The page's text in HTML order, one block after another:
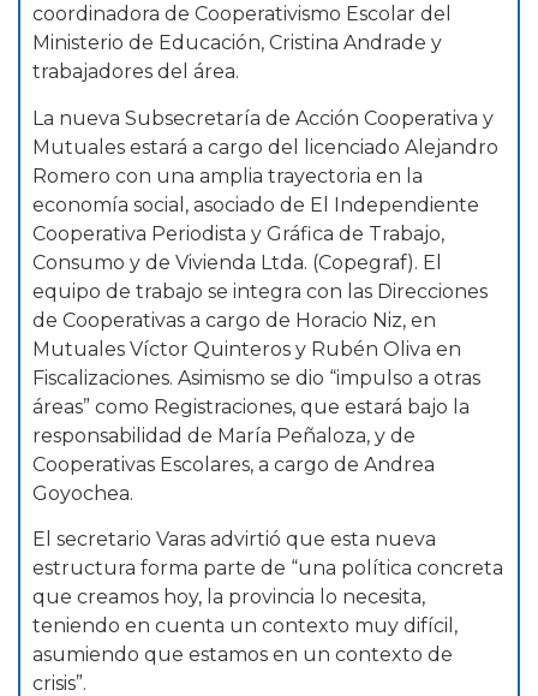
coordinadora de Cooperativismo Escolar del
Ministerio de Educación, Cristina Andrade y
trabajadores del área.
La nueva Subsecretaría de Acción Cooperativa y
Mutuales estará a cargo del licenciado Alejandro
Romero con una amplia trayectoria en la
economía social, asociado de El Independiente
Cooperativa Periodista y Gráfica de Trabajo,
Consumo y de Vivienda Ltda. (Copegraf). El
equipo de trabajo se integra con las Direcciones
de Cooperativas a cargo de Horacio Niz, en
Mutuales Víctor Quinteros y Rubén Oliva en
Fiscalizaciones. Asimismo se dio “impulso a otras
áreas” como Registraciones, que estará bajo la
responsabilidad de María Peñaloza, y de
Cooperativas Escolares, a cargo de Andrea
Goyochea.
El secretario Varas advirtió que esta nueva
estructura forma parte de “una política concreta
que creamos hoy, la provincia lo necesita,
teniendo en cuenta un contexto muy difícil,
asumiendo que estamos en un contexto de
crisis”.